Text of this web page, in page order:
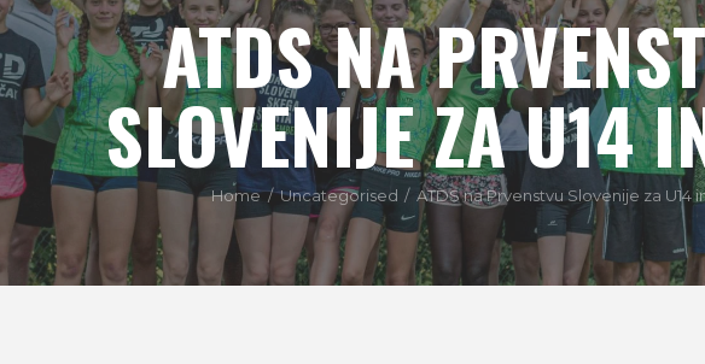
ATDS NA
SLOVENIJE ZA U14
Home Uncategorised ATDS na Prvenstvu Slovenije za U14